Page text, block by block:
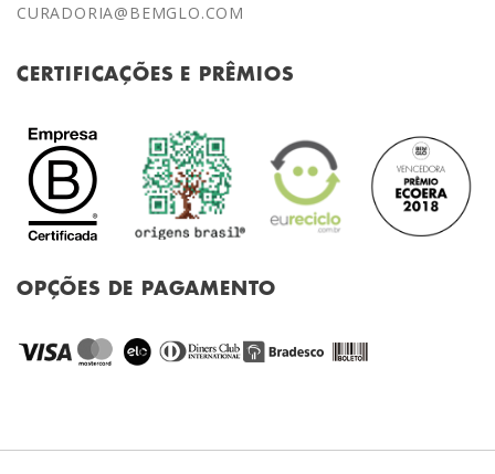
CURADORIA@BEMGLO.COM
CERTIFICAÇÕES E PRÊMIOS
OPÇÕES DE PAGAMENTO